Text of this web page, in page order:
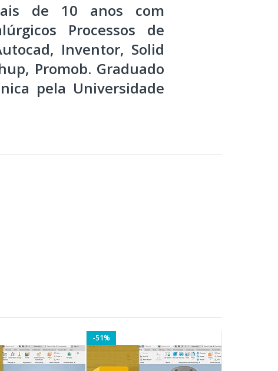
de 10 anos com
Processos de
Inventor, Solid
Promob. Graduado
pela Universidade
-51%